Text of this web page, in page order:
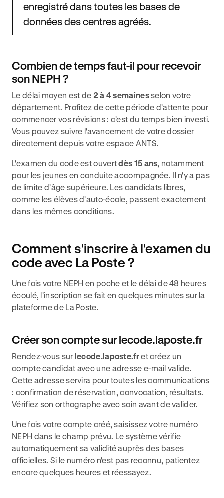
enregistré dans toutes les bases de
données des centres agréés.
Combien de temps faut-il pour recevoir
son NEPH ?
Le délai moyen est de 2 à 4 semainesselon votre
département. Profitez de cette période d'attente pour
commencer vos révisions : c'est du temps bien investi.
Vous pouvez suivre l'avancement de votre dossier
directement depuis votre espace ANTS.
L'examen du codeest ouvertdès 15 ans, notamment
pour les jeunes en conduite accompagnée. Il n'y a pas
de limite d'âge supérieure. Les candidats libres,
comme les élèves d'auto-école, passent exactement
dans les mêmes conditions.
Comment s'inscrire à l'examen du
code avec La Poste ?
Une fois votre NEPH en poche et le délai de 48 heures
écoulé, l'inscription se fait en quelques minutes sur la
plateforme de La Poste.
Créer son compte sur lecode.laposte.fr
Rendez-vous sur lecode.laposte.fret créez un
compte candidat avec une adresse e-mail valide.
Cette adresse servira pour toutes les communications
: confirmation de réservation, convocation, résultats.
Vérifiez son orthographe avec soin avant de valider.
Une fois votre compte créé, saisissez votre numéro
NEPH dans le champ prévu. Le système vérifie
automatiquement sa validité auprès des bases
officielles. Si le numéro n'est pas reconnu, patientez
encore quelques heures et réessayez.